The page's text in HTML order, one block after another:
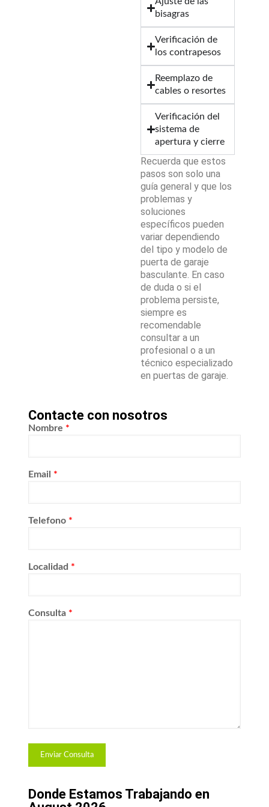
bisagras
Verificación de
los contrapesos
Reemplazo de
cables o resortes
Verificación del
sistema de
apertura y cierre
Recuerda que estos
pasos son solo una
guía general y que los
problemas y
soluciones
específicos pueden
variar dependiendo
del tipo y modelo de
puerta de garaje
basculante. En caso
de duda o si el
problema persiste,
siempre es
recomendable
consultar a un
profesional o a un
técnico especializado
en puertas de garaje.
Contacte con nosotros
Nombre *
Email *
Telefono *
Localidad *
Consulta *
Donde Estamos Trabajando en